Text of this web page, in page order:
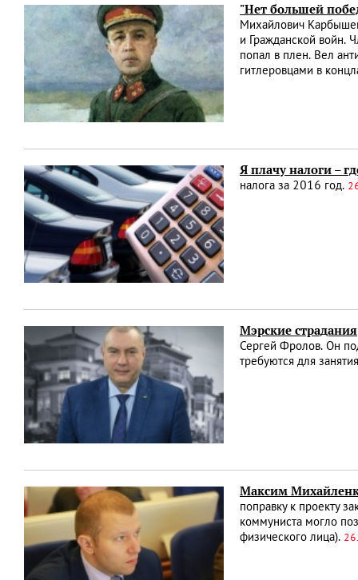
"Нет большей
Михайлович
и Гражданской войн.
попал в плен. Вел
гитлеровцами в
Я плачу налоги –
налога за 2016 год.
Мэрские страдания
Сергей Фролов. Он
требуются для
Максим
поправку к проекту
коммуниста могло
физического лица).